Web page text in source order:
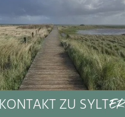
ZU SYLT